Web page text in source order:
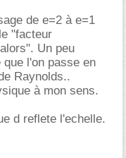
de e=2 à e=1
"facteur
Un peu
l'on passe en
Raynolds..
à mon sens.
d reflete l'echelle.